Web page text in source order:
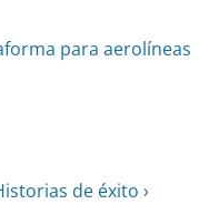
para aerolíneas
de éxito ›